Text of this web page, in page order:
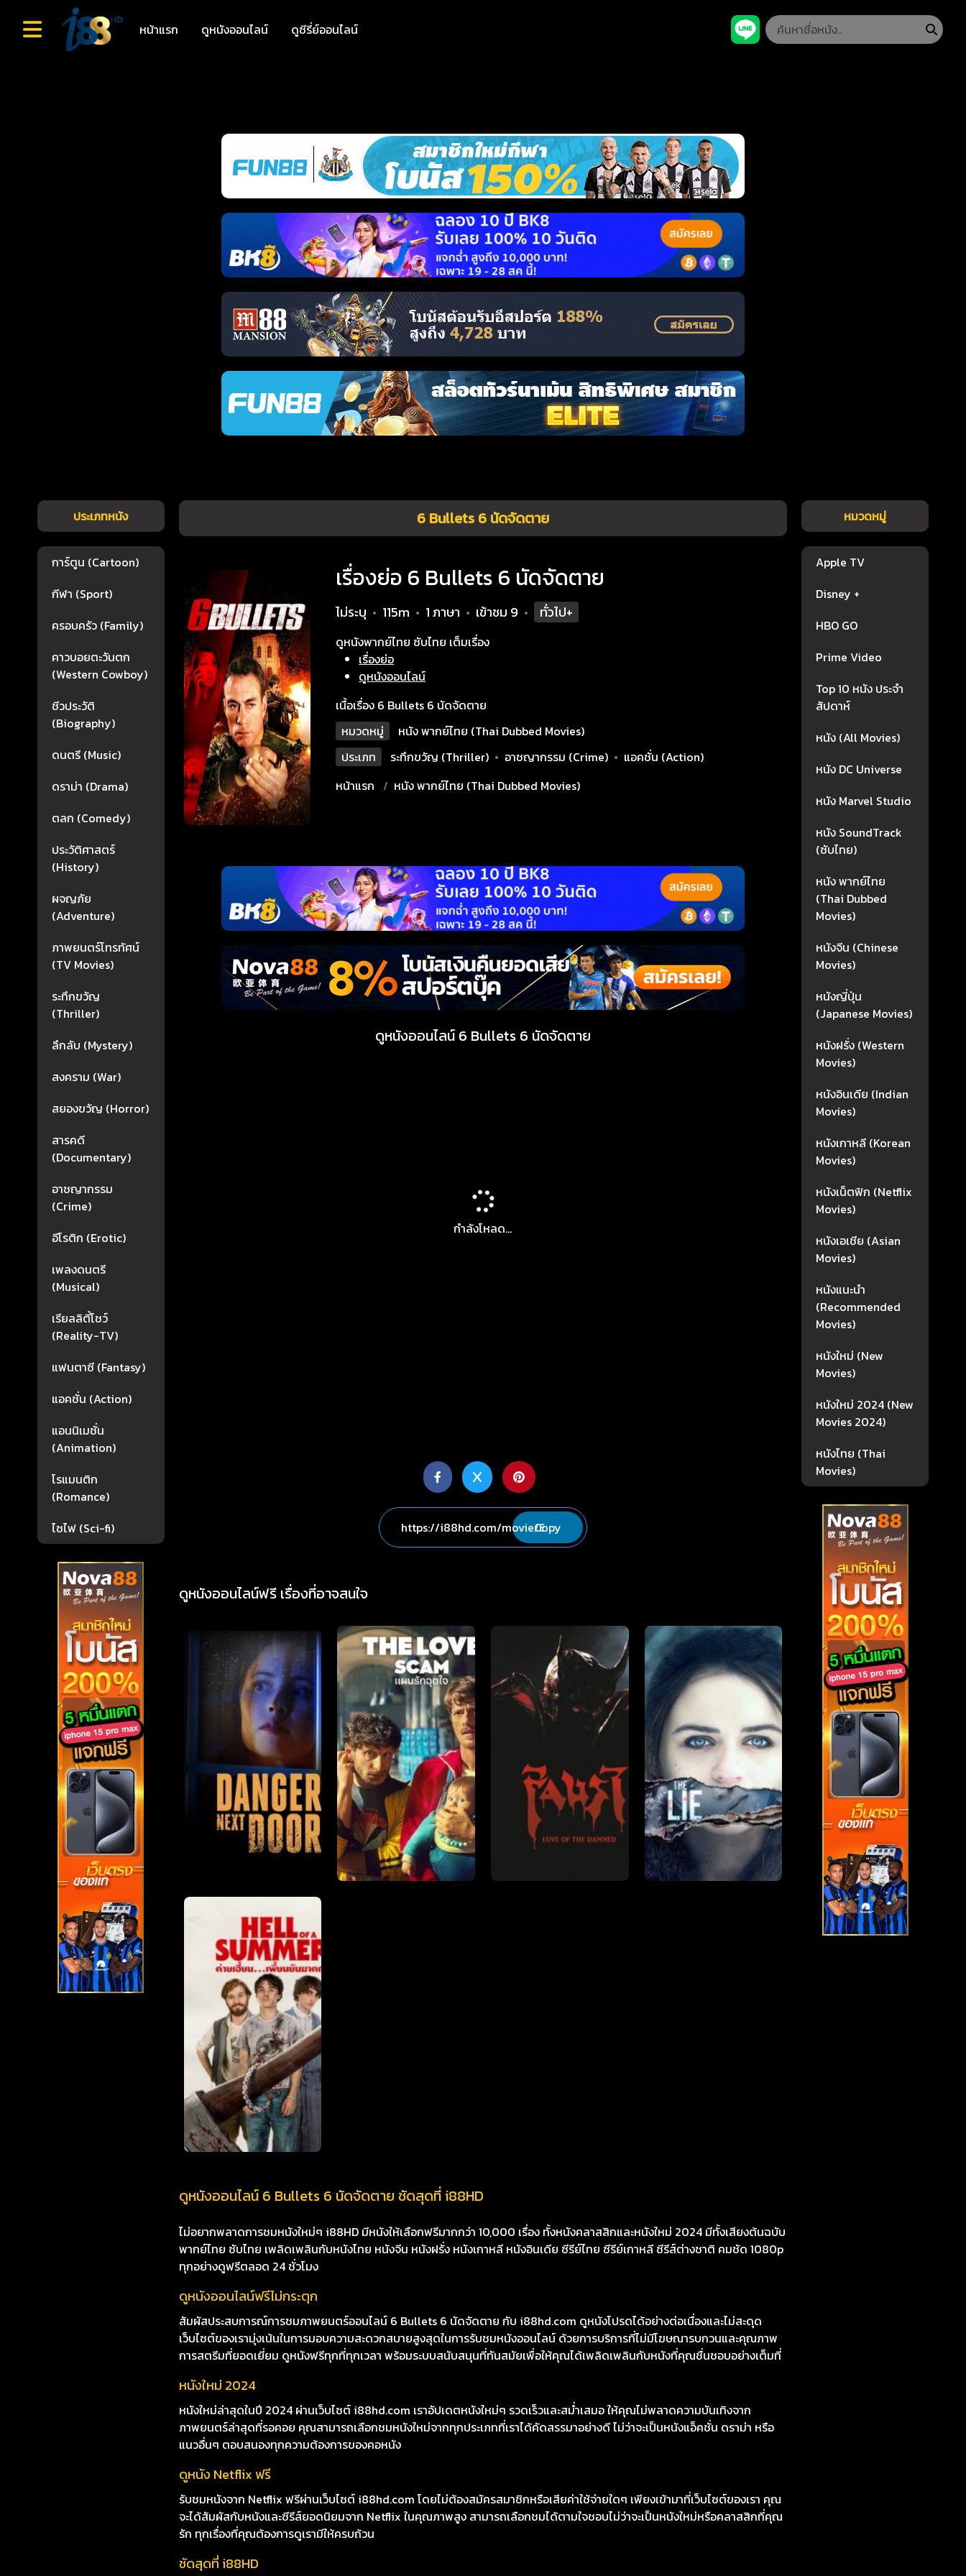
หน้าแรก ดูหนังออนไลน์ ดูซีรี่ย์ออนไลน์
ประเภทหนัง
การ์ตูน (Cartoon)
กีฬา (Sport)
ครอบครัว (Family)
คาวบอยตะวันตก
(Western Cowboy)
ชีวประวัติ
(Biography)
ดนตรี (Music)
ดราม่า (Drama)
ตลก (Comedy)
ประวัติศาสตร์
(History)
ผจญภัย
(Adventure)
ภาพยนตร์โทรทัศน์
(TV Movies)
ระทึกขวัญ
(Thriller)
ลึกลับ (Mystery)
สงคราม (War)
สยองขวัญ (Horror)
สารคดี
(Documentary)
อาชญากรรม
(Crime)
อีโรติก (Erotic)
เพลงดนตรี
(Musical)
เรียลลิตี้โชว์
(Reality-TV)
แฟนตาซี (Fantasy)
แอคชั่น (Action)
แอนนิเมชั่น
(Animation)
โรแมนติก
(Romance)
ไซไฟ (Sci-fi)
6 Bullets 6 นัดจัดตาย
เรื่องย่อ 6 Bullets 6 นัดจัดตาย
ไม่ระบุ • 115m • 1 ภาษา • เข้าชม 9 • ทั่วไป+
ดูหนังพากย์ไทย ซับไทย เต็มเรื่อง
เรื่องย่อ
ดูหนังออนไลน์
เนื้อเรื่อง 6 Bullets 6 นัดจัดตาย
หมวดหมู่
หนัง พากย์ไทย (Thai Dubbed Movies)
ประเภท
ระทึกขวัญ (Thriller) • อาชญากรรม (Crime) • แอคชั่น (Action)
หน้าแรก
หนัง พากย์ไทย (Thai Dubbed Movies)
ดูหนังออนไลน์ 6 Bullets 6 นัดจัดตาย
กำลังโหลด...
Copy
ดูหนังออนไลน์ฟรี เรื่องที่อาจสนใจ
ดูหนังออนไลน์ 6 Bullets 6 นัดจัดตาย ชัดสุดที่ i88HD
ไม่อยากพลาดการชมหนังใหม่ๆ i88HD มีหนังให้เลือกฟรีมากกว่า 10,000 เรื่อง ทั้งหนังคลาสสิกและหนังใหม่ 2024 มีทั้งเสียงต้นฉบับ
พากย์ไทย ซับไทย เพลิดเพลินกับหนังไทย หนังจีน หนังฝรั่ง หนังเกาหลี หนังอินเดีย ซีรีย์ไทย ซีรีย์เกาหลี ซีรีส์ต่างชาติ คมชัด 1080p
ทุกอย่างดูฟรีตลอด 24 ชั่วโมง
สัมผัสประสบการณ์การชมภาพยนตร์ออนไลน์ 6 Bullets 6 นัดจัดตาย กับ i88hd.com ดูหนังโปรดได้อย่างต่อเนื่องและไม่สะดุด
เว็บไซต์ของเรามุ่งเน้นในการมอบความสะดวกสบายสูงสุดในการรับชมหนังออนไลน์ ด้วยการบริการที่ไม่มีโฆษณารบกวนและคุณภาพ
การสตรีมที่ยอดเยี่ยม ดูหนังฟรีทุกที่ทุกเวลา พร้อมระบบสนับสนุนที่ทันสมัยเพื่อให้คุณได้เพลิดเพลินกับหนังที่คุณชื่นชอบอย่างเต็มที่
หนังใหม่ 2024
หนังใหม่ล่าสุดในปี 2024 ผ่านเว็บไซต์ i88hd.com เราอัปเดตหนังใหม่ๆ รวดเร็วและสม่ำเสมอ ให้คุณไม่พลาดความบันเทิงจาก
ภาพยนตร์ล่าสุดที่รอคอย คุณสามารถเลือกชมหนังใหม่จากทุกประเภทที่เราได้คัดสรรมาอย่างดี ไม่ว่าจะเป็นหนังแอ็คชั่น ดราม่า หรือ
แนวอื่นๆ ตอบสนองทุกความต้องการของคอหนัง
หมวดหมู่
Apple TV
Disney +
HBO GO
Prime Video
Top 10 หนัง ประจำ
สัปดาห์
หนัง (All Movies)
หนัง DC Universe
หนัง Marvel Studio
หนัง SoundTrack
(ซับไทย)
หนัง พากย์ไทย
(Thai Dubbed
Movies)
หนังจีน (Chinese
Movies)
หนังญี่ปุ่น
(Japanese Movies)
หนังฝรั่ง (Western
Movies)
หนังอินเดีย (Indian
Movies)
หนังเกาหลี (Korean
Movies)
หนังเน็ตฟิก (Netflix
Movies)
หนังเอเชีย (Asian
Movies)
หนังแนะนำ
(Recommended
Movies)
หนังใหม่ (New
Movies)
หนังใหม่ 2024 (New
Movies 2024)
หนังไทย (Thai
Movies)